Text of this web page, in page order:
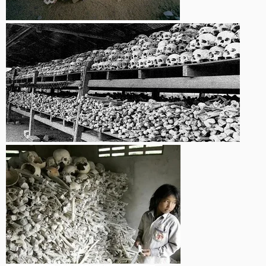
Y se montó en Seattle una "zona autónoma" que vivió tres días
a base de saqueo hasta que se acabó la comida y empezó la
realidad.
Era como ver un documental acelerado del socialismo: primero
la gran promesa, luego la fiesta, luego el hambre y al final los
vecinos mirando los destrozos.
Mientras tanto, cualquier gesto de defensa de la propiedad o
del propio barrio se presentó como mal absoluto. Kyle
Rittenhouse, un menor que patrullaba con un rifle para
intentar disuadir a saqueadores, se convierte en SATANÁS,
aunque un jurado determine que lo que hizo fue defenderse de
adultos armados que le querían reventar la cabeza.
Aquí sólo manda la narrativa.
La violencia "revolucionaria" siempre es más que razonable,
incluso necesaria.
La resistencia a esa violencia, jamás.
Visto desde lejos, el Testigo de jehoMarx provoca una mezcla
rara de rabia y pena.
Rabia, porque su fe ha servido de coartada a regímenes que
han convertido y convierten países enteros en cárceles a cielo
abierto.
Pena, porque la mayoría de sus devotos de base no han leído
nada, no han contrastado nada, no sabrían ubicar en un mapa
muchos de los lugares que nombran con solemnidad,